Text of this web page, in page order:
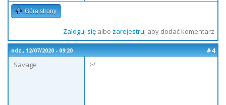
Góra strony
Zaloguj sięalbo zarejestruj aby dodać komentarz
ndz., 12/07/2020 - 09:20
#4
Savage
:-/